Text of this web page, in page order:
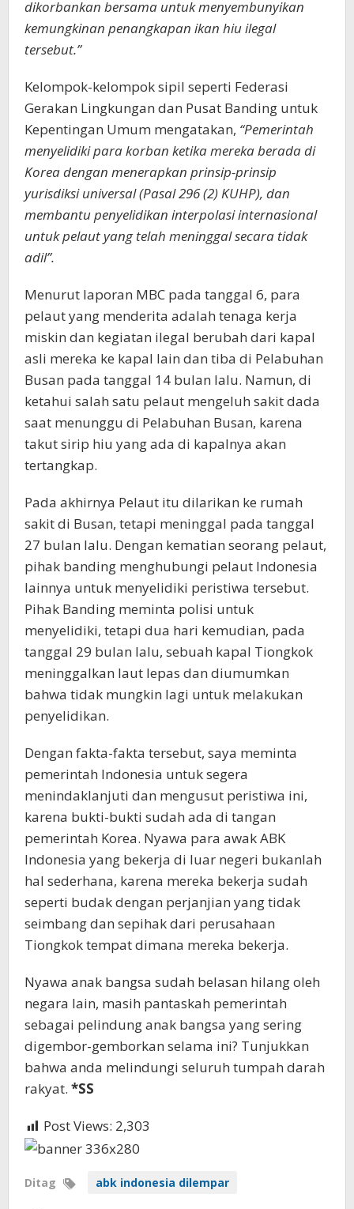
dikorbankan bersama untuk menyembunyikan
kemungkinan penangkapan ikan hiu ilegal
tersebut.”
Kelompok-kelompok sipil seperti Federasi
Gerakan Lingkungan dan Pusat Banding untuk
Kepentingan Umum mengatakan, “Pemerintah
menyelidiki para korban ketika mereka berada di
Korea dengan menerapkan prinsip-prinsip
yurisdiksi universal (Pasal 296 (2) KUHP), dan
membantu penyelidikan interpolasi internasional
untuk pelaut yang telah meninggal secara tidak
adil”.
Menurut laporan MBC pada tanggal 6, para
pelaut yang menderita adalah tenaga kerja
miskin dan kegiatan ilegal berubah dari kapal
asli mereka ke kapal lain dan tiba di Pelabuhan
Busan pada tanggal 14 bulan lalu. Namun, di
ketahui salah satu pelaut mengeluh sakit dada
saat menunggu di Pelabuhan Busan, karena
takut sirip hiu yang ada di kapalnya akan
tertangkap.
Pada akhirnya Pelaut itu dilarikan ke rumah
sakit di Busan, tetapi meninggal pada tanggal
27 bulan lalu. Dengan kematian seorang pelaut,
pihak banding menghubungi pelaut Indonesia
lainnya untuk menyelidiki peristiwa tersebut.
Pihak Banding meminta polisi untuk
menyelidiki, tetapi dua hari kemudian, pada
tanggal 29 bulan lalu, sebuah kapal Tiongkok
meninggalkan laut lepas dan diumumkan
bahwa tidak mungkin lagi untuk melakukan
penyelidikan.
Dengan fakta-fakta tersebut, saya meminta
pemerintah Indonesia untuk segera
menindaklanjuti dan mengusut peristiwa ini,
karena bukti-bukti sudah ada di tangan
pemerintah Korea. Nyawa para awak ABK
Indonesia yang bekerja di luar negeri bukanlah
hal sederhana, karena mereka bekerja sudah
seperti budak dengan perjanjian yang tidak
seimbang dan sepihak dari perusahaan
Tiongkok tempat dimana mereka bekerja.
Nyawa anak bangsa sudah belasan hilang oleh
negara lain, masih pantaskah pemerintah
sebagai pelindung anak bangsa yang sering
digembor-gemborkan selama ini? Tunjukkan
bahwa anda melindungi seluruh tumpah darah
rakyat. *SS
Post Views: 2,303
Ditag abk indonesia dilempar